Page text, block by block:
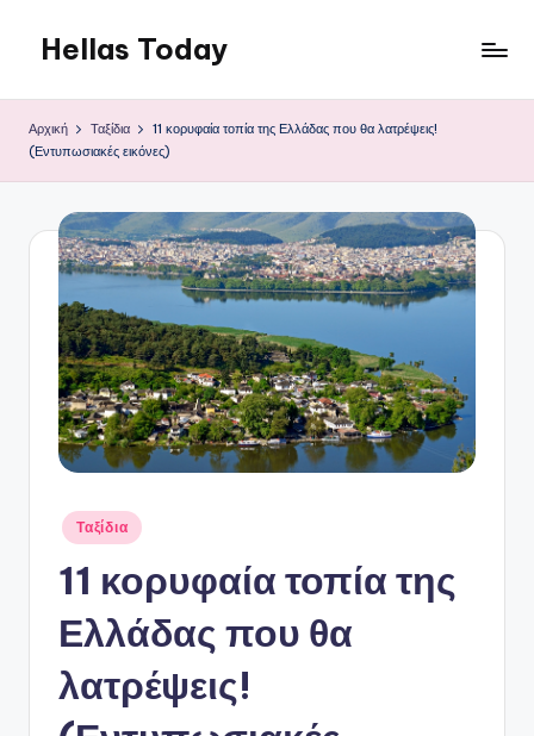
Μετάβαση
περιεχόμενο
Hellas Today
Αρχική Ταξίδια
11 κορυφαία τοπία της Ελλάδας που θα λατρέψεις!
(Εντυπωσιακές εικόνες)
Αναρτήθηκε
σε
Ταξίδια
11 κορυφαία τοπία της
Ελλάδας που θα
λατρέψεις!